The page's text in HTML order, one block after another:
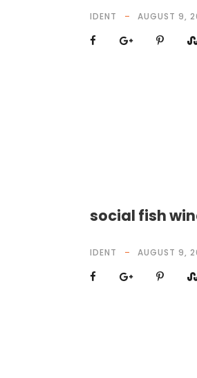
IDENT AUGUST 9,
social fish
IDENT AUGUST 9,